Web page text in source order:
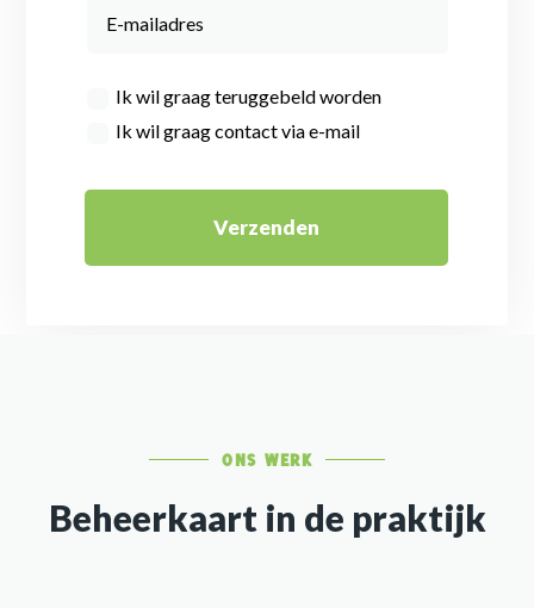
Ik wil graag teruggebeld worden
Ik wil graag contact via e-mail
Verzenden
ONS WERK
Beheerkaart in de praktijk